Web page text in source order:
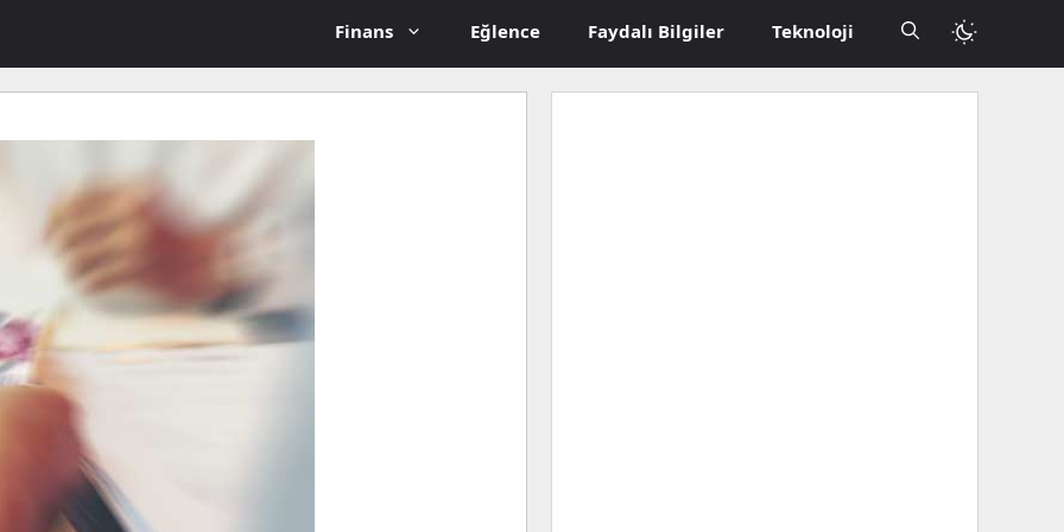
Finans Eğlence Faydalı Bilgiler Teknoloji